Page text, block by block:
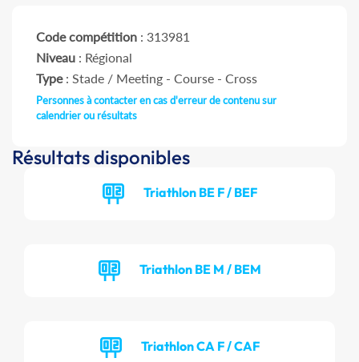
Code compétition : 313981
Niveau : Régional
Type: Stade / Meeting - Course - Cross
Personnes à contacter en cas d'erreur de contenu sur
calendrier ou résultats
Résultats disponibles
Triathlon BE F / BEF
Triathlon BE M / BEM
Triathlon CA F / CAF